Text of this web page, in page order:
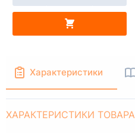
Характеристики
ХАРАКТЕРИСТИКИ ТОВАРА